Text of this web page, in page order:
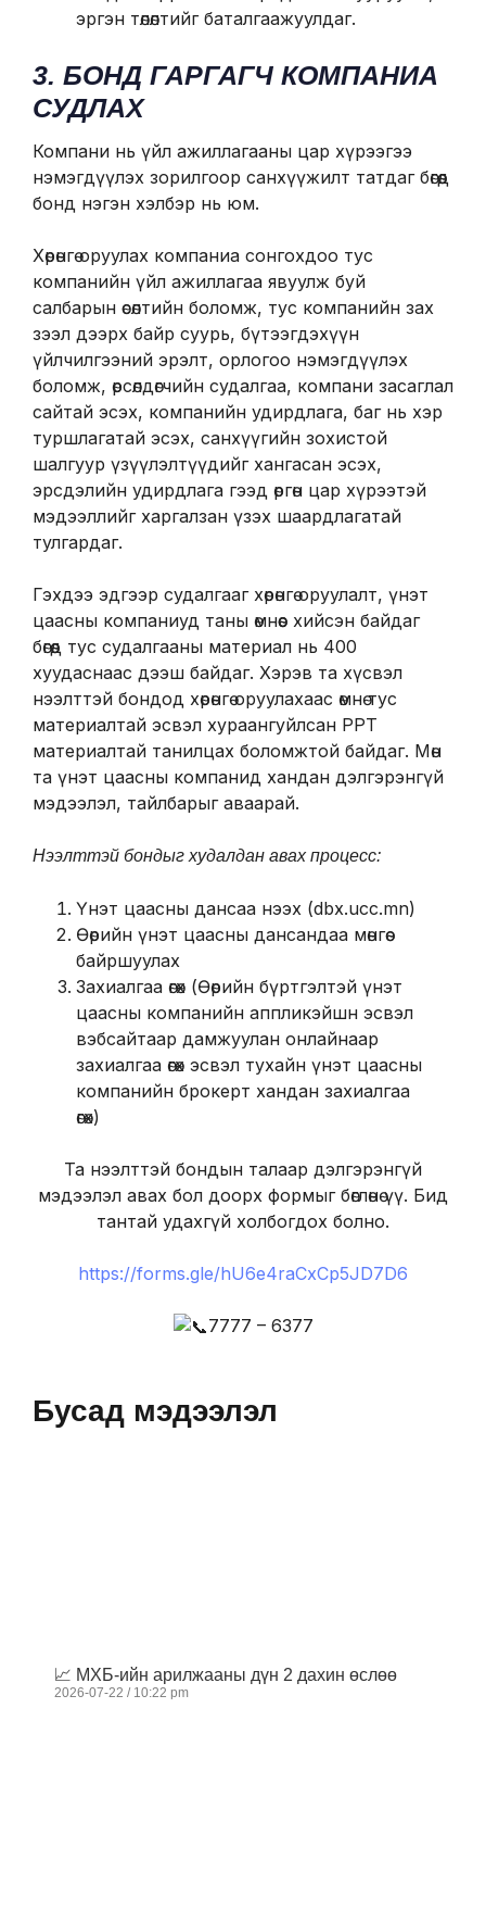
эргэн төлөлтийг баталгаажуулдаг.
3. БОНД ГАРГАГЧ КОМПАНИА
СУДЛАХ
Компани нь үйл ажиллагааны цар хүрээгээ
нэмэгдүүлэх зорилгоор санхүүжилт татдаг бөгөөд
бонд нэгэн хэлбэр нь юм.
Хөрөнгө оруулах компаниа сонгохдоо тус
компанийн үйл ажиллагаа явуулж буй
салбарын өсөлтийн боломж, тус компанийн зах
зээл дээрх байр суурь, бүтээгдэхүүн
үйлчилгээний эрэлт, орлогоо нэмэгдүүлэх
боломж, өрсөлдөгчийн судалгаа, компани засаглал
сайтай эсэх, компанийн удирдлага, баг нь хэр
туршлагатай эсэх, санхүүгийн зохистой
шалгуур үзүүлэлтүүдийг хангасан эсэх,
эрсдэлийн удирдлага гээд өргөн цар хүрээтэй
мэдээллийг харгалзан үзэх шаардлагатай
тулгардаг.
Гэхдээ эдгээр судалгааг хөрөнгө оруулалт, үнэт
цаасны компаниуд таны өмнөөс хийсэн байдаг
бөгөөд тус судалгааны материал нь 400
хуудаснаас дээш байдаг. Хэрэв та хүсвэл
нээлттэй бондод хөрөнгө оруулахаас өмнө тус
материалтай эсвэл хураангуйлсан PPT
материалтай танилцах боломжтой байдаг. Мөн
та үнэт цаасны компанид хандан дэлгэрэнгүй
мэдээлэл, тайлбарыг аваарай.
Нээлттэй бондыг худалдан авах процесс:
Үнэт цаасны дансаа нээх (dbx.ucc.mn)
Өөрийн үнэт цаасны дансандаа мөнгөө
байршуулах
Захиалгаа өгөх (Өөрийн бүртгэлтэй үнэт
цаасны компанийн аппликэйшн эсвэл
вэбсайтаар дамжуулан онлайнаар
захиалгаа өгөх эсвэл тухайн үнэт цаасны
компанийн брокерт хандан захиалгаа
өгөх)
Та нээлттэй бондын талаар дэлгэрэнгүй
мэдээлэл авах бол доорх формыг бөглөнө үү. Бид
тантай удахгүй холбогдох болно.
https://forms.gle/hU6e4raCxCp5JD7D6
7777 – 6377
Бусад мэдээлэл
📈 МХБ-ийн арилжааны дүн 2 дахин өслөө
2026-07-22 10:22 pm